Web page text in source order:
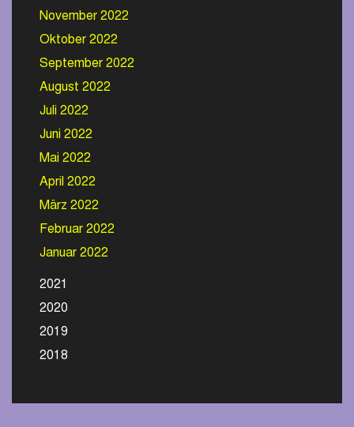
November 2022
Oktober 2022
September 2022
August 2022
Juli 2022
Juni 2022
Mai 2022
April 2022
März 2022
Februar 2022
Januar 2022
2021
2020
2019
2018